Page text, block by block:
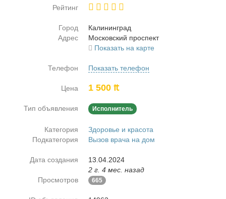
Рейтинг
Город
Ка­ли­нин­град
Адрес
Мос­ков­ский про­спект
Показать на карте
Телефон Показать телефон
Цена 1 500 ₶
Тип объявления Исполнитель
Категория
Здоровье и красота
Подкатегория
Вызов врача на дом
Дата создания
13.04.2024
2 г. 4 мес. назад
Просмотров
665